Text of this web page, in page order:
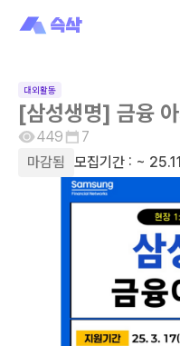
대외활동
[삼성생명] 금융
449
7
마감됨
모집기간 : ~